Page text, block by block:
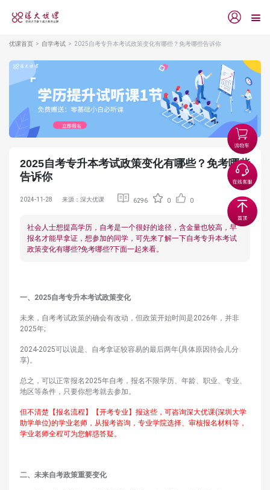
优课首页 自学考试 2025自考专升本考试政策变化有哪些？免考哪些告诉你
2025自考专升本考试政策变化有哪些？免考哪些
告诉你
2024-11-28 来源：深大优课 6296 0 0
社会人士想提高学历，自考是一个很好的途径，含金量也较高，早
报名才能早拿证，想参加的同学，可先来了解一下自考专升本考试
政策变化有哪些?免考哪些?下面一起来看。
一、2025自考专升本考试政策变化
未来，自考考试政策的确会有改动，但政策开始时间是2026年，并非
2025年;
2024-2025可以说是、自考拿证较容易的最后两年(具体原因待会儿分
享)。
总之，可以正常报名2025年自考，报名不限学历、年龄、职业、专业、
地区等条件，只要你想考就去参加。
但不清楚【报名流程】【开考专业】报这些，可咨询深大优课(深圳大学
助学单位)的学业老师，从报考咨询，专业学院选择、审核报名材料等，
学业老师全程可为您解惑答疑。
二、未来自考政策重要变化